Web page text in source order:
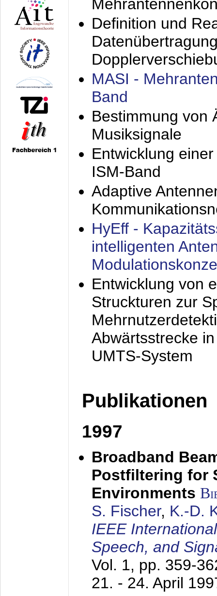
Definition und
MASI -
Band
Bestimmung von
Musiksignale
Entwicklung
ISM-Band
Adaptive
HyEff -
intelligenten
Entwicklung von
Struckturen zur
Abwärtsstrecke
UMTS-System
Publikationen
1997
Broadband
Postfiltering for
Environments
S. Fischer, K.-D.
IEEE
Speech, and
Vol. 1, pp. 359-
21. - 24. April